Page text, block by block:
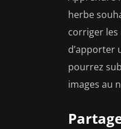
herbe
corriger les
d’apporter
pourrez
images au